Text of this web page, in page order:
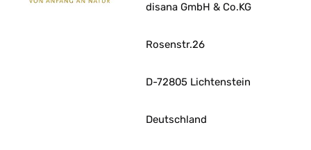
disana GmbH & Co.KG
Rosenstr.26
D-72805 Lichtenstein
Deutschland